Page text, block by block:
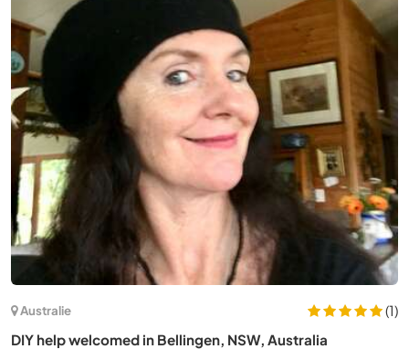
Australie
(1)
DIY help welcomed in Bellingen, NSW, Australia